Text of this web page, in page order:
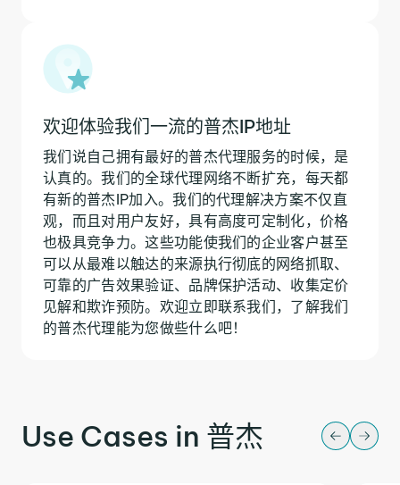
欢迎体验我们一流的普杰IP地址
我们说自己拥有最好的普杰代理服务的时候，是
认真的。我们的全球代理网络不断扩充，每天都
有新的普杰IP加入。我们的代理解决方案不仅直
观，而且对用户友好，具有高度可定制化，价格
也极具竞争力。这些功能使我们的企业客户甚至
可以从最难以触达的来源执行彻底的网络抓取、
可靠的广告效果验证、品牌保护活动、收集定价
见解和欺诈预防。欢迎立即联系我们，了解我们
的普杰代理能为您做些什么吧！
Use Cases in 普杰